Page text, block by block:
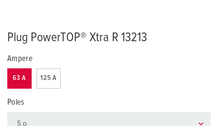
Plug PowerTOP® Xtra R 13213
Ampere
63 A 125 A
Poles